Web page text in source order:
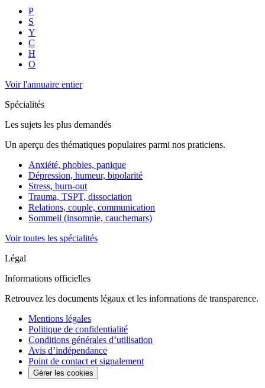
P
S
Y
C
H
O
Voir l'annuaire entier
Spécialités
Les sujets les plus demandés
Un aperçu des thématiques populaires parmi nos praticiens.
Anxiété, phobies, panique
Dépression, humeur, bipolarité
Stress, burn-out
Trauma, TSPT, dissociation
Relations, couple, communication
Sommeil (insomnie, cauchemars)
Voir toutes les spécialités
Légal
Informations officielles
Retrouvez les documents légaux et les informations de transparence.
Mentions légales
Politique de confidentialité
Conditions générales d’utilisation
Avis d’indépendance
Point de contact et signalement
Gérer les cookies